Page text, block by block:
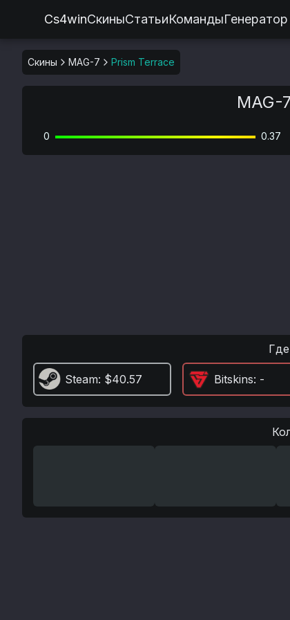
Cs4winСкиныСтатьиКоманды
Скины MAG-7 Prism Terrace
MAG-
0 0.37
Steam: $40.57 Bitskins: -